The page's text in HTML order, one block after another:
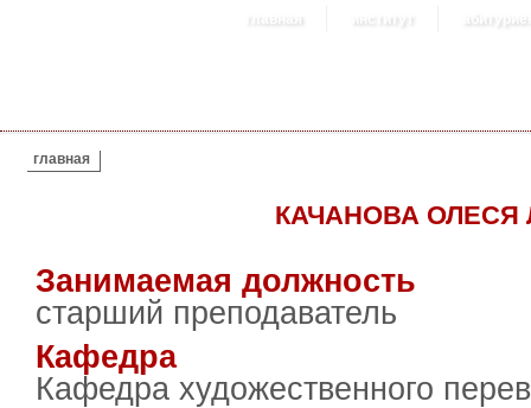
главная институт
ВЫ ЗДЕСЬ
главная
КАЧАНОВА
Занимаемая должность
старший преподаватель
Кафедра
Кафедра художественного